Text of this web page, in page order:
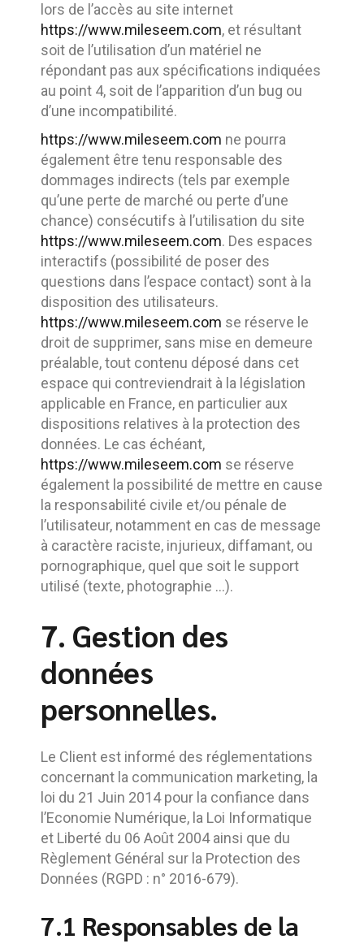
lors de l’accès au site internet
https://www.mileseem.com, et résultant
soit de l’utilisation d’un matériel ne
répondant pas aux spécifications indiquées
au point 4, soit de l’apparition d’un bug ou
d’une incompatibilité.
https://www.mileseem.com ne pourra
également être tenu responsable des
dommages indirects (tels par exemple
qu’une perte de marché ou perte d’une
chance) consécutifs à l’utilisation du site
https://www.mileseem.com. Des espaces
interactifs (possibilité de poser des
questions dans l’espace contact) sont à la
disposition des utilisateurs.
https://www.mileseem.com se réserve le
droit de supprimer, sans mise en demeure
préalable, tout contenu déposé dans cet
espace qui contreviendrait à la législation
applicable en France, en particulier aux
dispositions relatives à la protection des
données. Le cas échéant,
https://www.mileseem.com se réserve
également la possibilité de mettre en cause
la responsabilité civile et/ou pénale de
l’utilisateur, notamment en cas de message
à caractère raciste, injurieux, diffamant, ou
pornographique, quel que soit le support
utilisé (texte, photographie …).
7. Gestion des
données
personnelles.
Le Client est informé des réglementations
concernant la communication marketing, la
loi du 21 Juin 2014 pour la confiance dans
l’Economie Numérique, la Loi Informatique
et Liberté du 06 Août 2004 ainsi que du
Règlement Général sur la Protection des
Données (RGPD : n° 2016-679).
7.1 Responsables de la